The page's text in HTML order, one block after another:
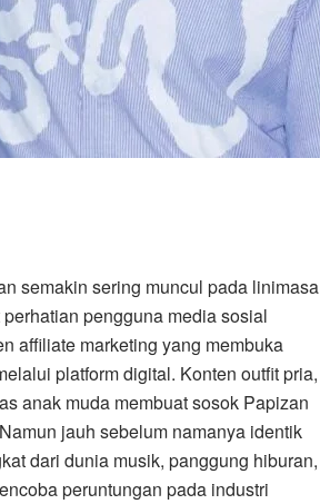
semakin sering muncul pada linimasa
pengguna media sosial
affiliate marketing yang membuka
platform digital. Konten outfit pria,
anak muda membuat sosok Papizan
jauh sebelum namanya identik
dari dunia musik, panggung hiburan,
peruntungan pada industri